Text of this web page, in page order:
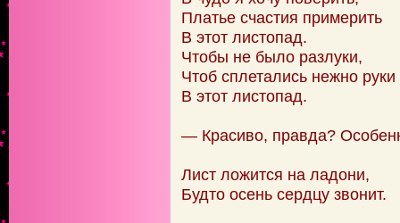
Платье счастия примерить
В этот листопад.
Чтобы не было разлуки,
Чтоб сплетались нежно руки
В этот листопад.
— Красиво, правда?
Лист ложится на ладони,
Будто осень сердцу звонит.